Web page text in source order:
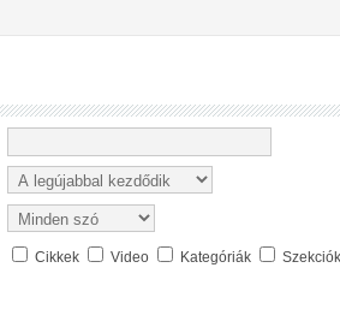
Cikkek Video Kategóriák Szekciók